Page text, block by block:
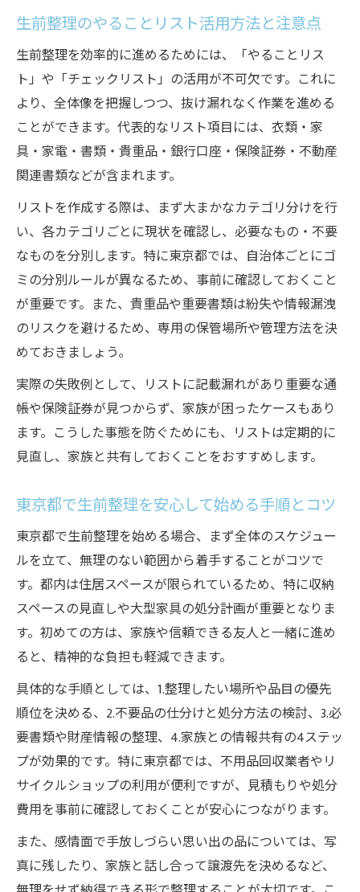
自力で進める生前整理チェックリスト実践術
ト
東京都で役立つ生前整理自力進行のコツ
生前整理やることリストで段階的に進める
方法
生前整理の進め方と迷った物の対処法
生前整理チェックリストで後悔を防ぐ工夫
感情面も考えた50代女性のための生前整理ガイ
ド
生前整理で感情を大切にする進め方の工夫
50代女性が守りたい生前整理のコツと注意
点
生前整理でしてはいけない断捨離のポイン
ト
生前整理と家族の思い出を守る整理術
生前整理デメリットを知り後悔しない対策
東京都ならではの生前整理で後悔しない進め方
ト
生前整理業者を選ぶ東京都の独自基準とは
東京都の住宅事情に合わせた進め方のコツ
生前整理の優良業者を見極めるチェックリ
スト
生前整理と相続対策を東京都で進める方法
生前整理のやることリスト活用方法と注意点
生前整理を効率的に進めるためには、「やることリス
ト」や「チェックリスト」の活用が不可欠です。これに
より、全体像を把握しつつ、抜け漏れなく作業を進める
ことができます。代表的なリスト項目には、衣類・家
具・家電・書類・貴重品・銀行口座・保険証券・不動産
関連書類などが含まれます。
リストを作成する際は、まず大まかなカテゴリ分けを行
い、各カテゴリごとに現状を確認し、必要なもの・不要
なものを分別します。特に東京都では、自治体ごとにゴ
ミの分別ルールが異なるため、事前に確認しておくこと
が重要です。また、貴重品や重要書類は紛失や情報漏洩
のリスクを避けるため、専用の保管場所や管理方法を決
めておきましょう。
実際の失敗例として、リストに記載漏れがあり重要な通
帳や保険証券が見つからず、家族が困ったケースもあり
ます。こうした事態を防ぐためにも、リストは定期的に
見直し、家族と共有しておくことをおすすめします。
東京都で生前整理を安心して始める手順とコツ
東京都で生前整理を始める場合、まず全体のスケジュー
ルを立て、無理のない範囲から着手することがコツで
す。都内は住居スペースが限られているため、特に収納
スペースの見直しや大型家具の処分計画が重要となりま
す。初めての方は、家族や信頼できる友人と一緒に進め
ると、精神的な負担も軽減できます。
具体的な手順としては、1.整理したい場所や品目の優先
順位を決める、2.不要品の仕分けと処分方法の検討、3.必
要書類や財産情報の整理、4.家族との情報共有の4ステッ
プが効果的です。特に東京都では、不用品回収業者やリ
サイクルショップの利用が便利ですが、見積もりや処分
費用を事前に確認しておくことが安心につながります。
また、感情面で手放しづらい思い出の品については、写
真に残したり、家族と話し合って譲渡先を決めるなど、